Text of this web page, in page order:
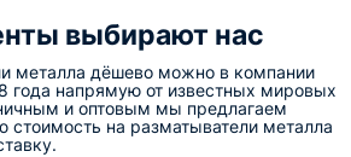
выбирают нас
металла дёшево можно в компании
напрямую от известных мировых
и оптовым мы предлагаем
стоимость на разматыватели металла